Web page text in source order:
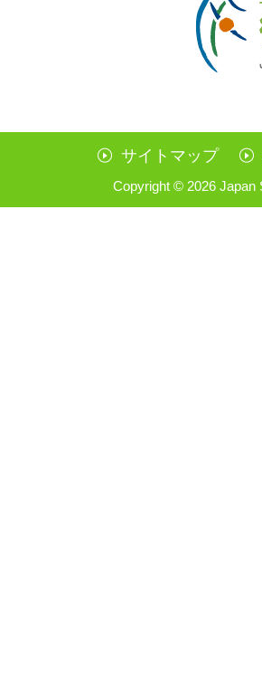
サイトマップ
Copyright © 2026 Japan